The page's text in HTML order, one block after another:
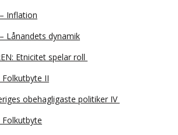
Inflation
Lånandets dynamik
Etnicitet spelar roll
Folkutbyte II
obehagligaste politiker IV
Folkutbyte